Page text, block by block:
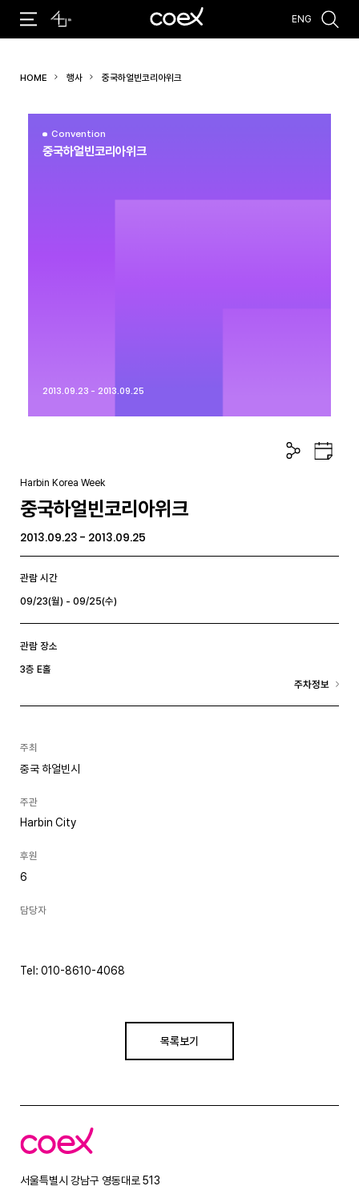
#코엑스 전시 #행사 #주차안내
ENG
HOME 행사 중국하얼빈코리아위크
Convention
중국하얼빈코리아위크
2013.09.23 - 2013.09.25
공
유
구
글
Harbin Korea Week
중국하얼빈코리아위크
2013.09.23 - 2013.09.25
관람 시간
09/23(월) - 09/25(수)
관람 장소
3층 E홀
주차정보
주최
중국 하얼빈시
주관
Harbin City
후원
6
담당자
Tel: 010-8610-4068
목록보기
코
엑
서울특별시 강남구 영동대로 513